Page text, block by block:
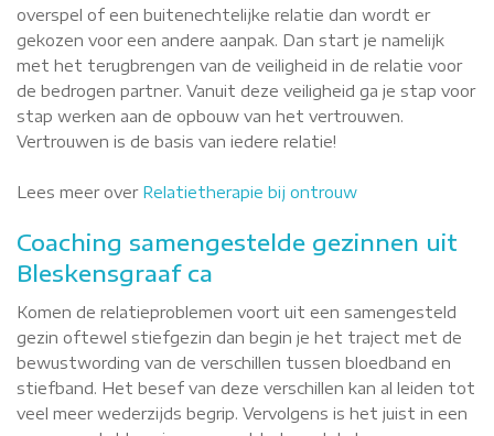
overspel of een buitenechtelijke relatie dan wordt er
gekozen voor een andere aanpak. Dan start je namelijk
met het terugbrengen van de veiligheid in de relatie voor
de bedrogen partner. Vanuit deze veiligheid ga je stap voor
stap werken aan de opbouw van het vertrouwen.
Vertrouwen is de basis van iedere relatie!
Lees meer over Relatietherapie bij ontrouw
Coaching samengestelde gezinnen uit
Bleskensgraaf ca
Komen de relatieproblemen voort uit een samengesteld
gezin oftewel stiefgezin dan begin je het traject met de
bewustwording van de verschillen tussen bloedband en
stiefband. Het besef van deze verschillen kan al leiden tot
veel meer wederzijds begrip. Vervolgens is het juist in een